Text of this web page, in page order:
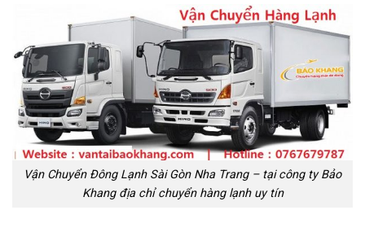
Vận Chuyển Đông Lạnh Sài Gòn Nha Trang – tại công ty Bảo
Khang địa chỉ chuyển hàng lạnh uy tín